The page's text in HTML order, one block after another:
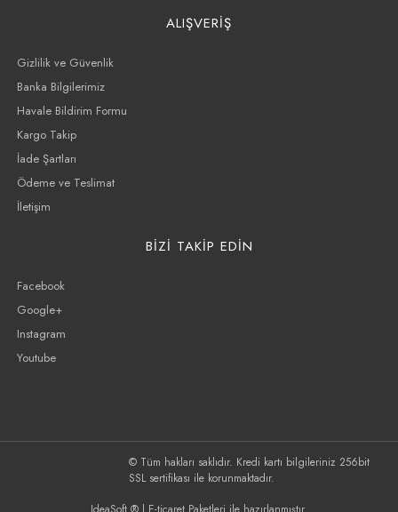
ALIŞVERİŞ
Gizlilik ve Güvenlik
Banka Bilgilerimiz
Havale Bildirim Formu
Kargo Takip
İade Şartları
Ödeme ve Teslimat
İletişim
BİZİ TAKİP EDİN
Facebook
Google+
Instagram
Youtube
© Tüm hakları saklıdır. Kredi kartı bilgileriniz 256bit
SSL sertifikası ile korunmaktadır.